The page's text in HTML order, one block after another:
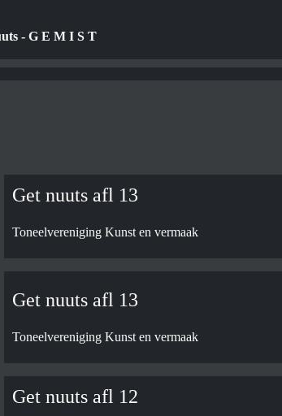
- G E M I S T
Get nuuts afl 13
Toneelvereniging Kunst en vermaak
Get nuuts afl 13
Toneelvereniging Kunst en vermaak
Get nuuts afl 12